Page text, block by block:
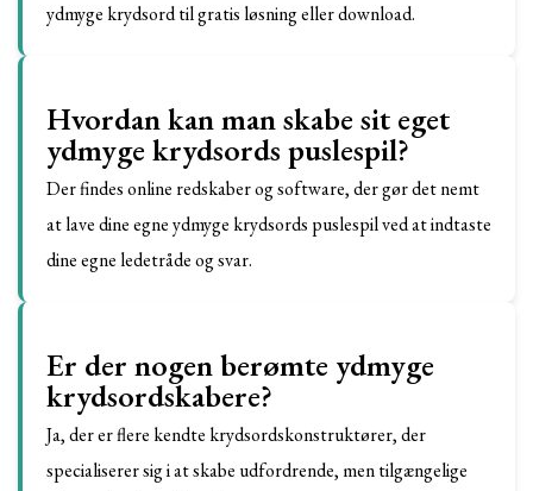
ydmyge krydsord til gratis løsning eller download.
Hvordan kan man skabe sit eget
ydmyge krydsords puslespil?
Der findes online redskaber og software, der gør det nemt
at lave dine egne ydmyge krydsords puslespil ved at indtaste
dine egne ledetråde og svar.
Er der nogen berømte ydmyge
krydsordskabere?
Ja, der er flere kendte krydsordskonstruktører, der
specialiserer sig i at skabe udfordrende, men tilgængelige